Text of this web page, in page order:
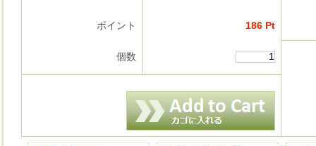
ポイント 186 Pt
個数